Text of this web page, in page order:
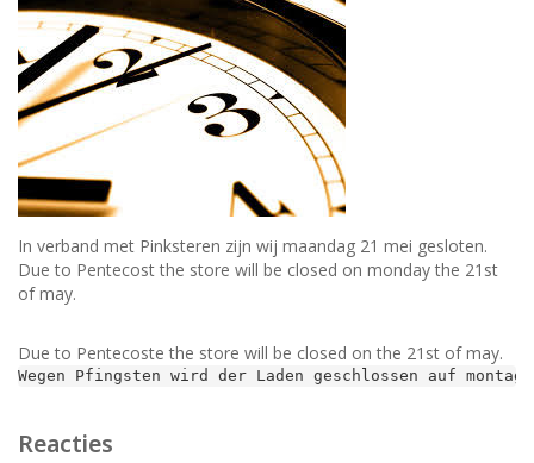
In verband met Pinksteren zijn wij maandag 21 mei gesloten.
Due to Pentecost the store will be closed on monday the 21st
of may.
Due to Pentecoste the store will be closed on the 21st of may.
Wegen Pfingsten wird der Laden geschlossen auf montag.
Reacties